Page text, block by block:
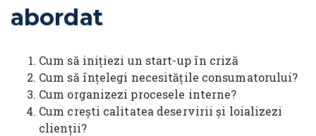
abordat
Cum să inițiezi un start-up în criză
Cum să înțelegi necesitățile consumatorului?
Cum organizezi procesele interne?
Cum crești calitatea deservirii și loializezi
clienții?